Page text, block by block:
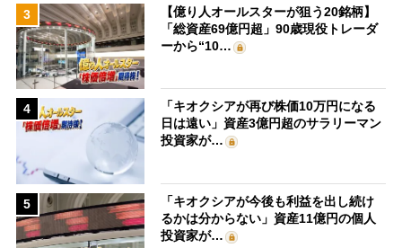
3
【億り人オールスターが狙う20銘柄】
「総資産69億円超」90歳現役トレーダ
ーから“10…
4
「キオクシアが再び株価10万円になる
日は遠い」資産3億円超のサラリーマン
投資家が…
5
「キオクシアが今後も利益を出し続け
るかは分からない」資産11億円の個人
投資家が…